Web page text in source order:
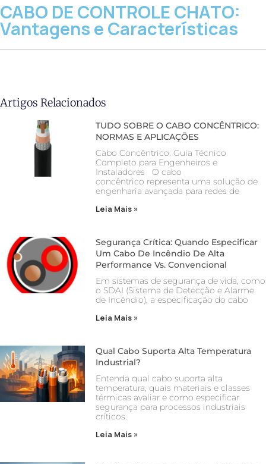
CABO DE CONTROLE CHATO:
Vantagens e Características
Artigos Relacionados
TUDO SOBRE O CABO CONCÊNTRICO:
NORMAS E APLICAÇÕES
Cabo Concêntrico: Guia Técnico
Completo para Engenheiros e
Instaladores O cabo
concêntrico representa uma solução de
engenharia avançada para redes de
Leia Mais »
Segurança Crítica: Quando Especificar
Um Cabo De Incêndio De Alta
Performance Vs. Convencional
Em sistemas de segurança de vida, como
o SDAI (Sistema de Detecção e Alarme
de Incêndio), a especificação do cabo
Leia Mais »
Qual Cabo Suporta Alta Temperatura
Industrial?
Entenda qual cabo suporta alta
temperatura, quais materiais e classes
térmicas avaliar e como especificar
segurança para processos industriais
críticos.
Leia Mais »